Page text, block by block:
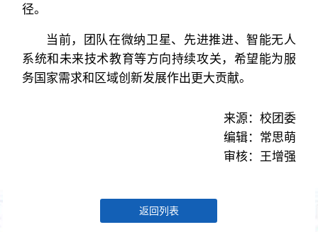
径。
当前，团队在微纳卫星、先进推进、智能无人
系统和未来技术教育等方向持续攻关，希望能为服
务国家需求和区域创新发展作出更大贡献。
来源：校团委
编辑：常思萌
审核：王增强
返回列表